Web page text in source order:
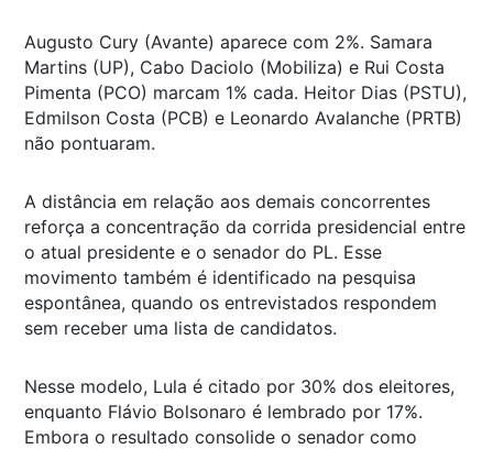
Augusto Cury (Avante) aparece com 2%. Samara
Martins (UP), Cabo Daciolo (Mobiliza) e Rui Costa
Pimenta (PCO) marcam 1% cada. Heitor Dias (PSTU),
Edmilson Costa (PCB) e Leonardo Avalanche (PRTB)
não pontuaram.
A distância em relação aos demais concorrentes
reforça a concentração da corrida presidencial entre
o atual presidente e o senador do PL. Esse
movimento também é identificado na pesquisa
espontânea, quando os entrevistados respondem
sem receber uma lista de candidatos.
Nesse modelo, Lula é citado por 30% dos eleitores,
enquanto Flávio Bolsonaro é lembrado por 17%.
Embora o resultado consolide o senador como